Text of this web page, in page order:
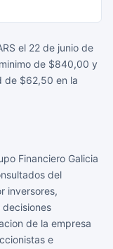
el 22 de junio de
de $840,00 y
de $62,50 en la
Financiero Galicia
del
inversores,
decisiones
de la empresa
e